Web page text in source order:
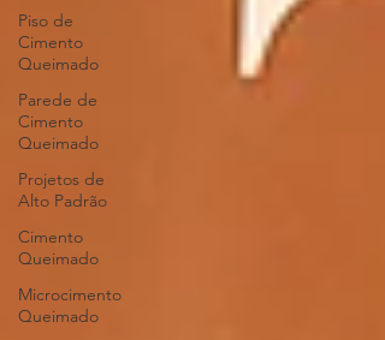
Piso de
Cimento
Queimado
Parede de
Cimento
Queimado
Projetos de
Alto Padrão
Cimento
Queimado
Microcimento
Queimado